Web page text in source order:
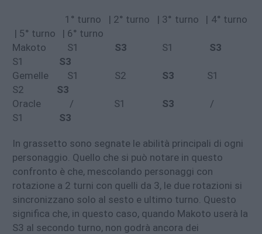
1° turno | 2° turno | 3° turno | 4° turno
| 5° turno | 6° turno
Makoto
S1 S3 S1 S3
S1 S3
Gemelle
S1 S2 S3
S1
S2 S3
Oracle
/ S1 S3
/
S1 S3
In grassetto sono segnate le abilità principali di ogni
personaggio. Quello che si può notare in questo
confronto è che, mescolando personaggi con
rotazione a 2 turni con quelli da 3, le due rotazioni si
sincronizzano solo al sesto e ultimo turno. Questo
significa che, in questo caso, quando Makoto userà la
S3 al secondo turno, non godrà ancora dei